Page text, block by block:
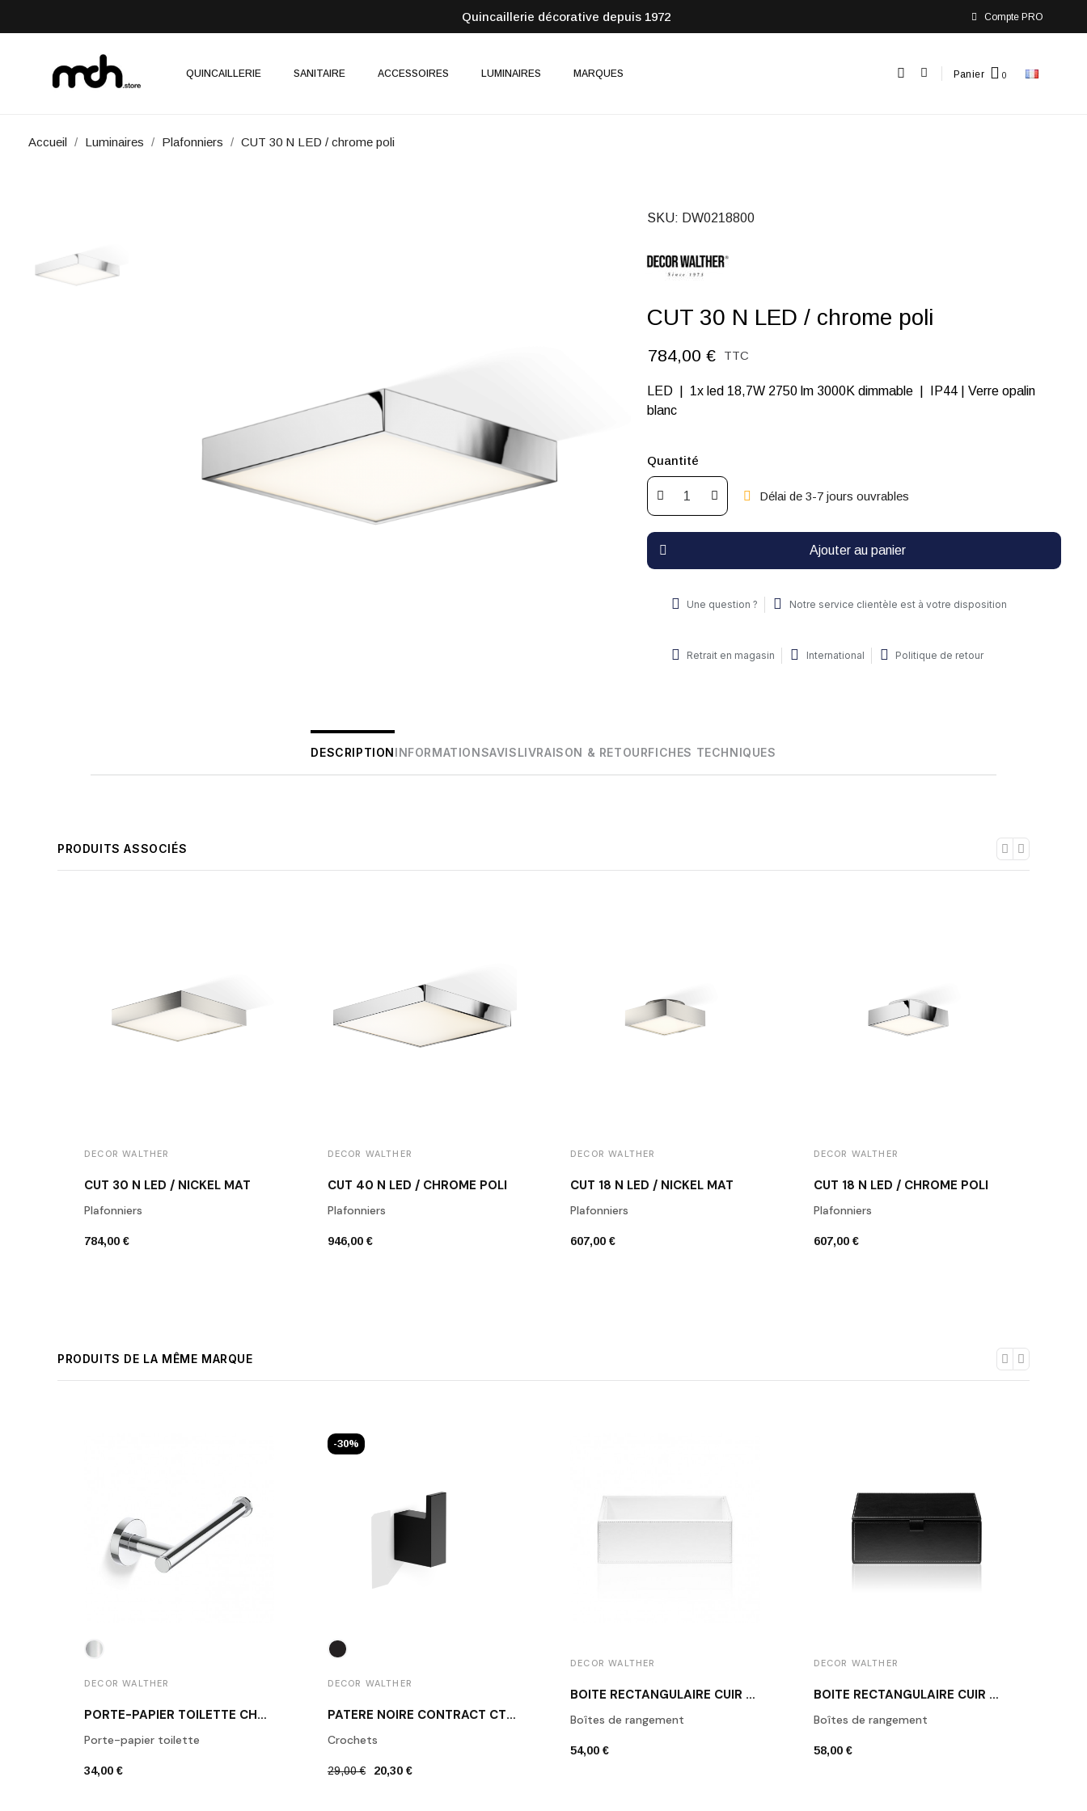
Quincaillerie décorative depuis 1972 Compte PRO
QUINCAILLERIE SANITAIRE ACCESSOIRES LUMINAIRES MARQUES Panier
Accueil Luminaires Plafonniers CUT 30 N LED / chrome poli
SKU DW0218800
CUT 30 N LED / chrome poli
784,00 € TTC
LED | 1x led 18,7W 2750 lm 3000K dimmable | IP44 | Verre opalin
blanc
Quantité
Délai de 3-7 jours ouvrables
Ajouter au panier
Une question ? Notre service clientèle est à votre disposition
Retrait en magasin International Politique de retour
DESCRIPTIONINFORMATIONSAVISLIVRAISON & RETOURFICHES TECHNIQUES
PRODUITS ASSOCIÉS
DECOR WALTHER
CUT 30 N LED / NICKEL MAT
Plafonniers
784,00 €
DECOR WALTHER
CUT 40 N LED / CHROME POLI
Plafonniers
946,00 €
DECOR WALTHER
CUT 18 N LED / NICKEL MAT
Plafonniers
607,00 €
DECOR WALTHER
CUT 18 N LED / CHROME POLI
Plafonniers
607,00 €
PRODUITS DE LA MÊME MARQUE
DECOR WALTHER
PORTE-PAPIER TOILETTE CHROME POLI BA TPH1
Porte-papier toilette
34,00 €
DECOR WALTHER
PATÈRE NOIRE CONTRACT CT HAK1 DECOR WALTHER
Crochets
29,00 € 20,30 €
-30%
DECOR WALTHER
BOÎTE RECTANGULAIRE CUIR BLANC BROWNIE BOD2
Boîtes de rangement
54,00 €
DECOR WALTHER
BOÎTE RECTANGULAIRE CUIR NOIR BROWNIE BMD2
Boîtes de rangement
58,00 €